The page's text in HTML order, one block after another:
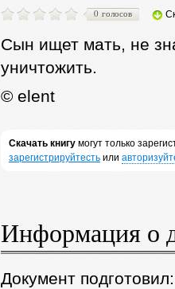
0 голосов
Сын ищет мать, не
уничтожить.
© elent
Скачать книгумогут только
зарегистрируйтестьили
Информация о
Документ